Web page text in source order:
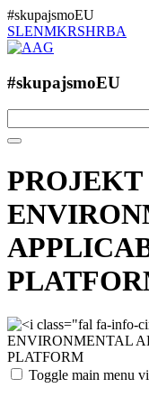
#skupajsmoEU
SLENMKRSHRBA
#skupajsmoEU
PROJEKT
Toggle main menu